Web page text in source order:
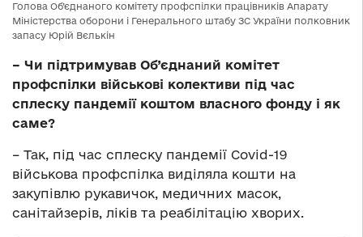
Голова Об’єднаного комітету профспілки працівників Апарату
Міністерства оборони і Генерального штабу ЗС України полковник
запасу Юрій Вєлькін
– Чи підтримував Об’єднаний комітет
профспілки військові колективи під час
сплеску пандемії коштом власного фонду і як
саме?
– Так, під час сплеску пандемії Covid-19
військова профспілка виділяла кошти на
закупівлю рукавичок, медичних масок,
санітайзерів, ліків та реабілітацію хворих.